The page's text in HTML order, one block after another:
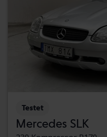
Testet
Mercedes SLK